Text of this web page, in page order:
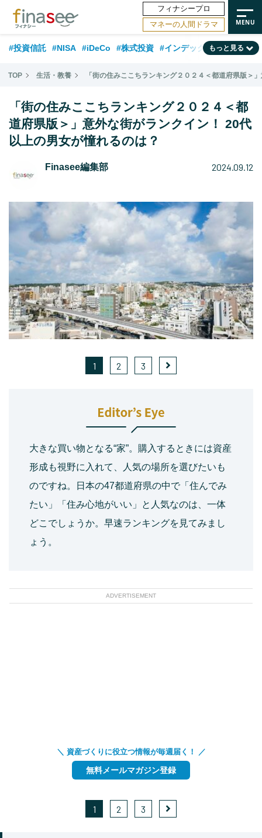
フィナシープロ
マネーの人間ドラマ
#投資信託 #NISA #iDeCo #株式投資 #インデックスファンド
#相談事例 #相続・贈与 #FP #新NISA #ランキング #トレンド
#資産運用業界 #老後 #海外事情 #積立投資
#フィナンシャル・ウェルビーイング #データ・調査
もっと見る
TOP 生活・教養 「街の住みここちランキング２０２４＜都道府県版＞
「街の住みここちランキング２０２４＜都
道府県版＞」意外な街がランクイン！ 20代
以上の男女が憧れるのは？
Finasee編集部 2024.09.12
1 2 3
大きな買い物となる“家”。購入するときには資産
形成も視野に入れて、人気の場所を選びたいも
のですね。日本の47都道府県の中で「住んでみ
たい」「住み心地がいい」と人気なのは、一体
どこでしょうか。早速ランキングを見てみまし
ょう。
ADVERTISEMENT
＼ 資産づくりに役立つ情報が毎週届く！ ／
無料メールマガジン登録
1 2 3